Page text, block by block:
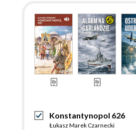
Konstantynopol 626
Łukasz Marek Czarnecki